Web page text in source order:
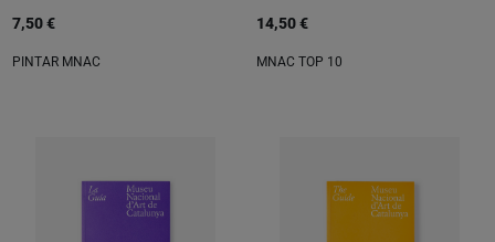
7,50 €
PINTAR MNAC
14,50 €
MNAC TOP 10